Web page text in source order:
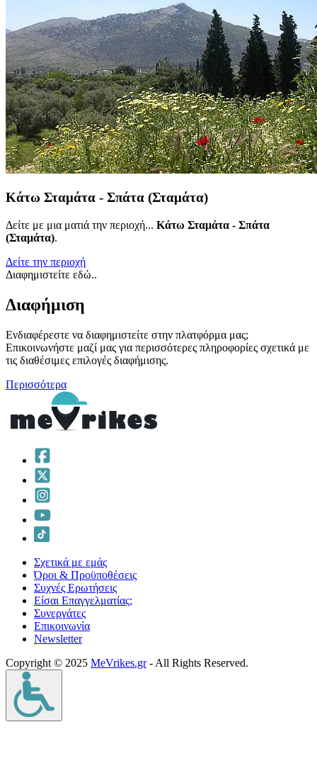
Κάτω Σταμάτα - Σπάτα (Σταμάτα)
Δείτε με μια ματιά την περιοχή... Κάτω Σταμάτα - Σπάτα
(Σταμάτα).
Δείτε την περιοχή
Διαφημιστείτε εδώ..
Διαφήμιση
Ενδιαφέρεστε να διαφημιστείτε στην πλατφόρμα μας;
Επικοινωνήστε μαζί μας για περισσότερες πληροφορίες σχετικά με
τις διαθέσιμες επιλογές διαφήμισης.
Περισσότερα
Σχετικά με εμάς
Όροι & Προϋποθέσεις
Συχνές Ερωτήσεις
Είσαι Επαγγελματίας;
Συνεργάτες
Επικοινωνία
Νewsletter
Copyright © 2025 MeVrikes.gr- All Rights Reserved.